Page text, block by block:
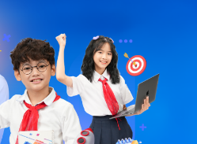
HỌC MỚI